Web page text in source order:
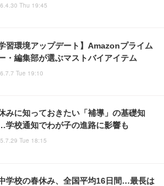
Thu 19:45
学習環境アップデート】Amazonプライム
・編集部が選ぶマストバイアイテム
Tue 19:10
みに知っておきたい「補導」の基礎知
学校通知でわが子の進路に影響も
Tue 18:15
学校の春休み、全国平均16日間…最長は